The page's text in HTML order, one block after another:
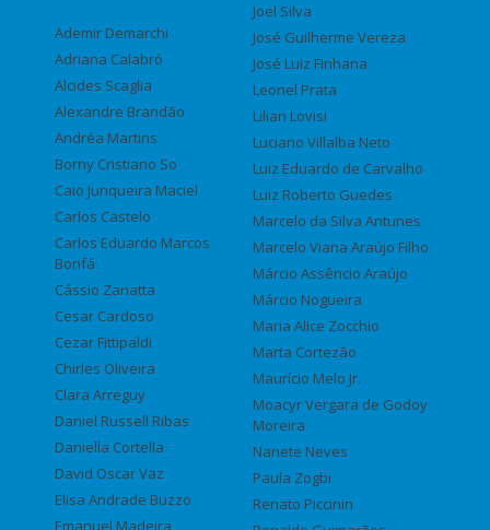
Ademir Demarchi
Adriana Calabró
Alcides Scaglia
Alexandre Brandão
Andréa Martins
Borny Cristiano So
Caio Junqueira Maciel
Carlos Castelo
Carlos Eduardo Marcos
Bonfá
Cássio Zanatta
Cesar Cardoso
Cezar Fittipaldi
Chirles Oliveira
Clara Arreguy
Daniel Russell Ribas
Daniella Cortella
David Oscar Vaz
Elisa Andrade Buzzo
Emanuel Madeira
Joel Silva
José Guilherme Vereza
José Luiz Finhana
Leonel Prata
Lilian Lovisi
Luciano Villalba Neto
Luiz Eduardo de Carvalho
Luiz Roberto Guedes
Marcelo da Silva Antunes
Marcelo Viana Araújo Filho
Márcio Assêncio Araújo
Márcio Nogueira
Maria Alice Zocchio
Marta Cortezão
Maurício Melo Jr.
Moacyr Vergara de Godoy
Moreira
Nanete Neves
Paula Zogbi
Renato Piccinin